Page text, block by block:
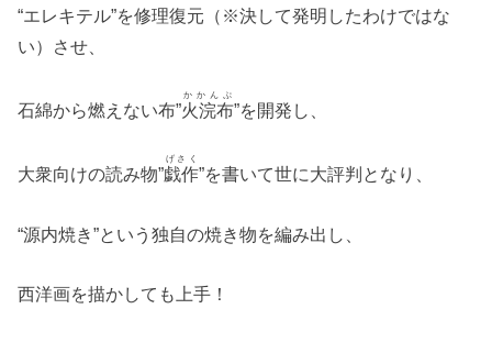
“エレキテル”を修理復元（※決して発明したわけではな
い）させ、
石綿から燃えない布”火浣布
かかんぷ
”を開発し、
大衆向けの読み物”戯作
げさく
”を書いて世に大評判となり、
“源内焼き”という独自の焼き物を編み出し、
西洋画を描かしても上手！